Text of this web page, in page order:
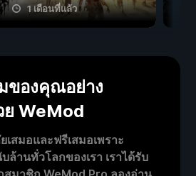
1 เดือนที่แล้ว
ของคุณอย่าง
WeMod
สมอและฟรีเสมอเพราะ
ล้านทั่วโลกของเรา เราได้รับ